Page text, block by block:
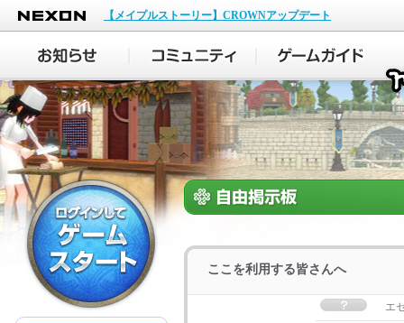
NEXON
【メイプルストーリー】CROWNアップデート
ここを利用する皆さんへ
エ